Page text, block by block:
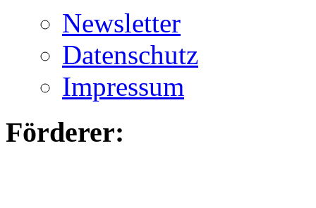
Newsletter
Datenschutz
Impressum
Förderer: